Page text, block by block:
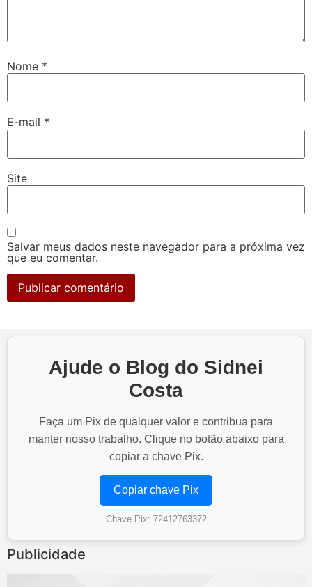
Nome *
E-mail *
Site
Salvar meus dados neste navegador para a próxima vez
que eu comentar.
Ajude o Blog do Sidnei
Costa
Faça um Pix de qualquer valor e contribua para
manter nosso trabalho. Clique no botão abaixo para
copiar a chave Pix.
Copiar chave Pix
Chave Pix: 72412763372
Publicidade